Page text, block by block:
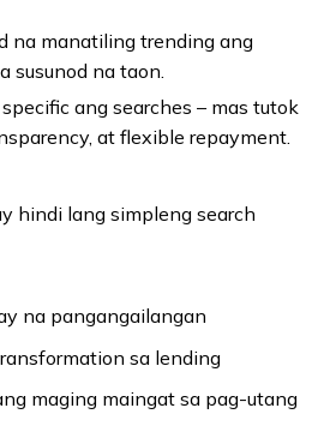
na manatiling trending ang
susunod na taon.
ang searches – mas tutok
at flexible repayment.
hindi lang simpleng search
na pangangailangan
sa lending
maging maingat sa pag-utang